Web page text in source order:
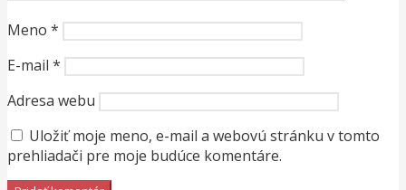
Meno *
E-mail *
Adresa webu
Uložiť moje meno, e-mail a webovú stránku v tomto
prehliadači pre moje budúce komentáre.